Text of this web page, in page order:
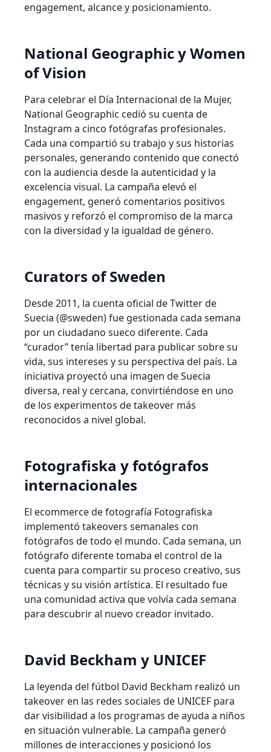
engagement, alcance y posicionamiento.
National Geographic y Women
of Vision
Para celebrar el Día Internacional de la Mujer,
National Geographic cedió su cuenta de
Instagram a cinco fotógrafas profesionales.
Cada una compartió su trabajo y sus historias
personales, generando contenido que conectó
con la audiencia desde la autenticidad y la
excelencia visual. La campaña elevó el
engagement, generó comentarios positivos
masivos y reforzó el compromiso de la marca
con la diversidad y la igualdad de género.
Curators of Sweden
Desde 2011, la cuenta oficial de Twitter de
Suecia (@sweden) fue gestionada cada semana
por un ciudadano sueco diferente. Cada
“curador” tenía libertad para publicar sobre su
vida, sus intereses y su perspectiva del país. La
iniciativa proyectó una imagen de Suecia
diversa, real y cercana, convirtiéndose en uno
de los experimentos de takeover más
reconocidos a nivel global.
Fotografiska y fotógrafos
internacionales
El ecommerce de fotografía Fotografiska
implementó takeovers semanales con
fotógrafos de todo el mundo. Cada semana, un
fotógrafo diferente tomaba el control de la
cuenta para compartir su proceso creativo, sus
técnicas y su visión artística. El resultado fue
una comunidad activa que volvía cada semana
para descubrir al nuevo creador invitado.
David Beckham y UNICEF
La leyenda del fútbol David Beckham realizó un
takeover en las redes sociales de UNICEF para
dar visibilidad a los programas de ayuda a niños
en situación vulnerable. La campaña generó
millones de interacciones y posicionó los